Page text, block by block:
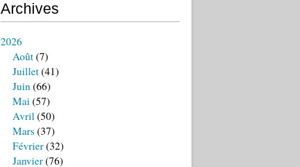
Archives
2026
Août(7)
Juillet(41)
Juin(66)
Mai(57)
Avril(50)
Mars (37)
Février(32)
Janvier(76)